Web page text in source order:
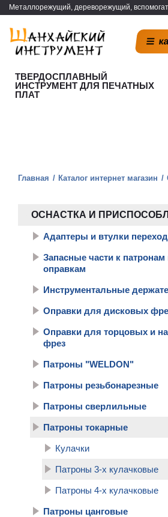
Металлорежущий, дереворежущий,
ТВЕРДОСПЛАВНЫЙ
ИНСТРУМЕНТ ДЛЯ ПЕЧАТНЫХ
ПЛАТ
Главная Каталог интернет магазин
ОСНАСТКА И
Адаптеры и втулки
Запасные части к патронам
оправкам
Инструментальные
Оправки для дисковых
Оправки для торцовых и
фрез
Патроны "WELDON"
Патроны резьбонарезные
Патроны сверлильные
Патроны токарные
Кулачки
Патроны 3-х кулачковые
Патроны 4-х кулачковые
Патроны цанговые